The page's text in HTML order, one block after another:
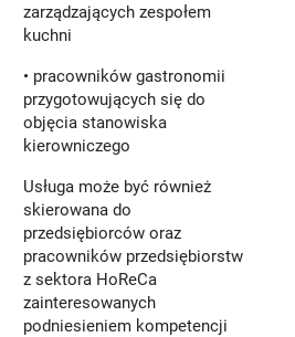
zarządzających zespołem
kuchni
• pracowników gastronomii
przygotowujących się do
objęcia stanowiska
kierowniczego
Usługa może być również
skierowana do
przedsiębiorców oraz
pracowników przedsiębiorstw
z sektora HoReCa
zainteresowanych
podniesieniem kompetencji